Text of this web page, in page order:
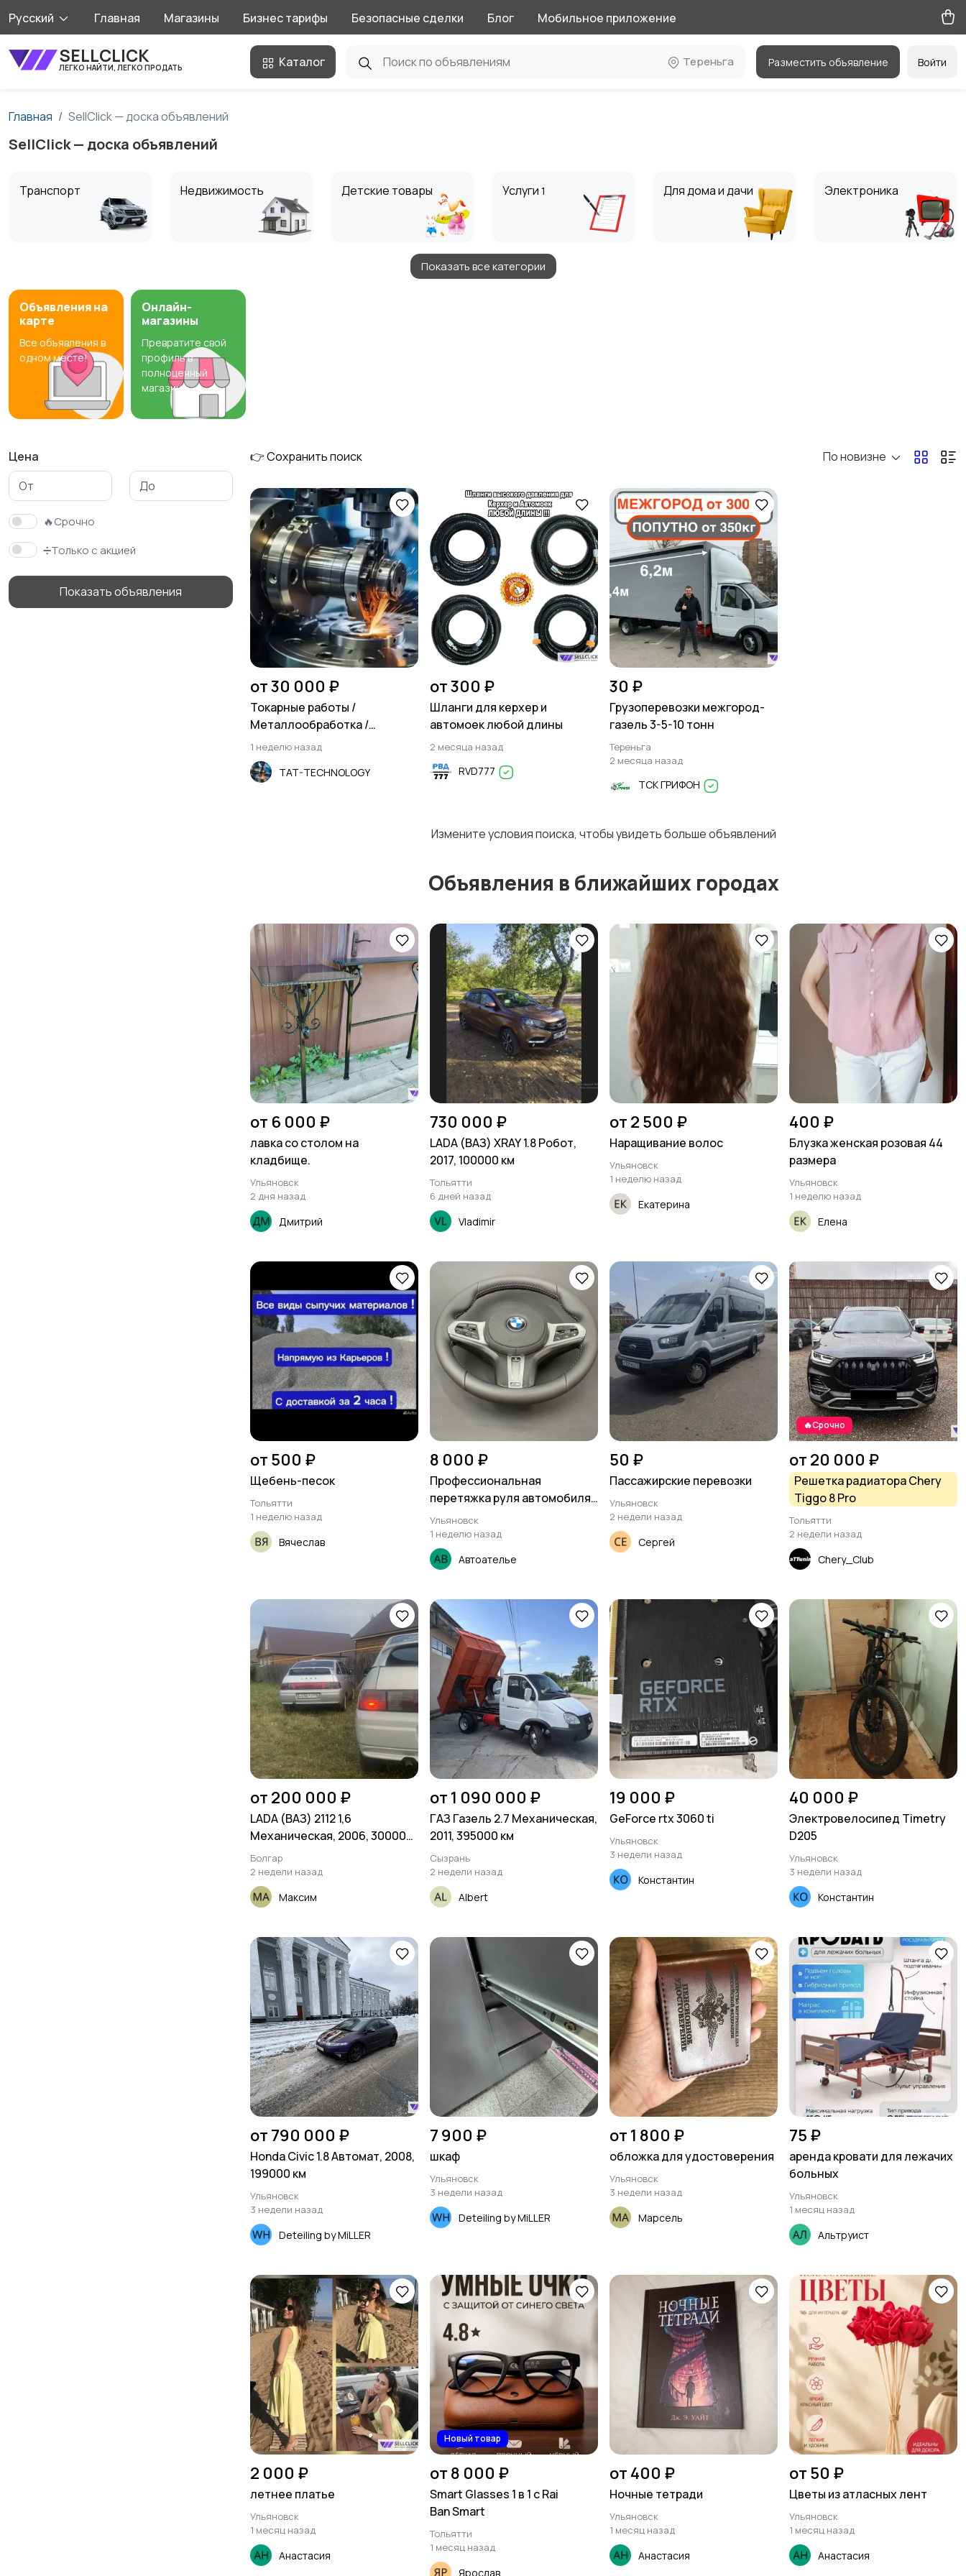
Русский Главная Магазины Бизнес тарифы Безопасные сделки Блог Мобильное приложение
SELLCLICK
ЛЕГКО НАЙТИ, ЛЕГКО ПРОДАТЬ Каталог Тереньга Разместить объявление Войти
Главная SellClick — доска объявлений
SellClick — доска объявлений
Транспорт Недвижимость Детские товары Услуги 1 Для дома и дачи Электроника
Для Бизнеса
Резюме Хэндмейд
Показать все категории
Объявления на
карте
Все объявления в
одном месте!
Онлайн-
магазины
Превратите свой
профиль в
полноценный
магазин
Цена
🔥Срочно
➗Только с акцией
Показать объявления
👉 Сохранить поиск По новизне
от 30 000 ₽
Токарные работы /
Металлообработка /
Фрезеровка
1 неделю назад
TAT-TECHNOLOGY
от 300 ₽
Шланги для керхер и
автомоек любой длины
2 месяца назад
RVD777
30 ₽
Грузоперевозки межгород-
газель 3-5-10 тонн
Тереньга
2 месяца назад
ТСК ГРИФОН
Измените условия поиска, чтобы увидеть больше объявлений
Объявления в ближайших городах
от 6 000 ₽
лавка со столом на
кладбище.
Ульяновск
2 дня назад
Дмитрий
730 000 ₽
LADA (ВАЗ) XRAY 1.8 Робот,
2017, 100000 км
Тольятти
6 дней назад
Vladimir
от 2 500 ₽
Наращивание волос
Ульяновск
1 неделю назад
Екатерина
400 ₽
Блузка женская розовая 44
размера
Ульяновск
1 неделю назад
Елена
от 500 ₽
Щебень-песок
Тольятти
1 неделю назад
Вячеслав
8 000 ₽
Профессиональная
перетяжка руля автомобиля
кожей
Ульяновск
1 неделю назад
Автоателье
50 ₽
Пассажирские перевозки
Ульяновск
2 недели назад
Сергей
🔥Срочно
от 20 000 ₽
Решетка радиатора Chery
Tiggo 8 Pro
Тольятти
2 недели назад
Chery_Club
от 200 000 ₽
LADA (ВАЗ) 2112 1,6
Механическая, 2006, 300000
км
Болгар
2 недели назад
Максим
от 1 090 000 ₽
ГАЗ Газель 2.7 Механическая,
2011, 395000 км
Сызрань
2 недели назад
Albert
19 000 ₽
GeForce rtx 3060 ti
Ульяновск
3 недели назад
Константин
40 000 ₽
Электровелосипед Timetry
D205
Ульяновск
3 недели назад
Константин
от 790 000 ₽
Honda Civic 1.8 Автомат, 2008,
199000 км
Ульяновск
3 недели назад
Deteiling by MiLLER
7 900 ₽
шкаф
Ульяновск
3 недели назад
Deteiling by MiLLER
от 1 800 ₽
обложка для удостоверения
Ульяновск
3 недели назад
Марсель
75 ₽
аренда кровати для лежачих
больных
Ульяновск
1 месяц назад
Альтруист
2 000 ₽
летнее платье
Ульяновск
1 месяц назад
Анастасия
Новый товар
от 8 000 ₽
Smart Glasses 1 в 1 с Rai
Ban Smart
Тольятти
1 месяц назад
Ярослав
от 400 ₽
Ночные тетради
Ульяновск
1 месяц назад
Анастасия
от 50 ₽
Цветы из атласных лент
Ульяновск
1 месяц назад
Анастасия